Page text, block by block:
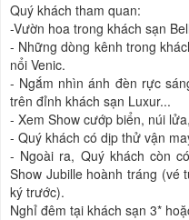
Quý khách tham quan:
-Vườn hoa trong khách sạn
- Những dòng kênh trong
nổi Venic.
- Ngắm nhìn ánh đèn rực
trên đỉnh khách sạn Luxur...
- Xem Show cướp biển, núi
- Quý khách có dịp thử vận
- Ngoài ra, Quý khách còn
Show Jubille hoành tráng (vé
ký trước).
Nghỉ đêm tại khách sạn 3*